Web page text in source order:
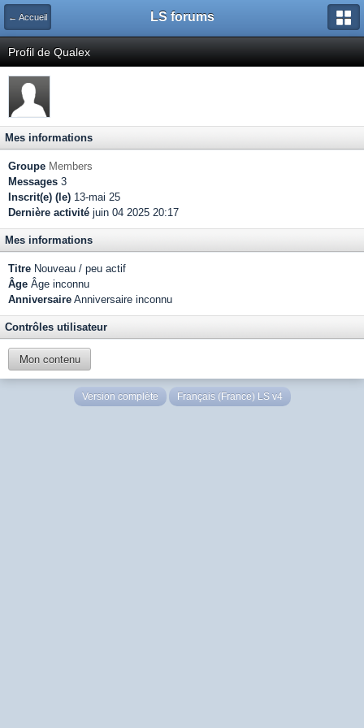
← Accueil LS forums
Profil de Qualex
Mes informations
Groupe Members
Messages 3
Inscrit(e) (le) 13-mai 25
Dernière activité juin 04 2025 20:17
Mes informations
Titre Nouveau / peu actif
Âge Âge inconnu
Anniversaire Anniversaire inconnu
Contrôles utilisateur
Mon contenu
Version complète Français (France) LS v4